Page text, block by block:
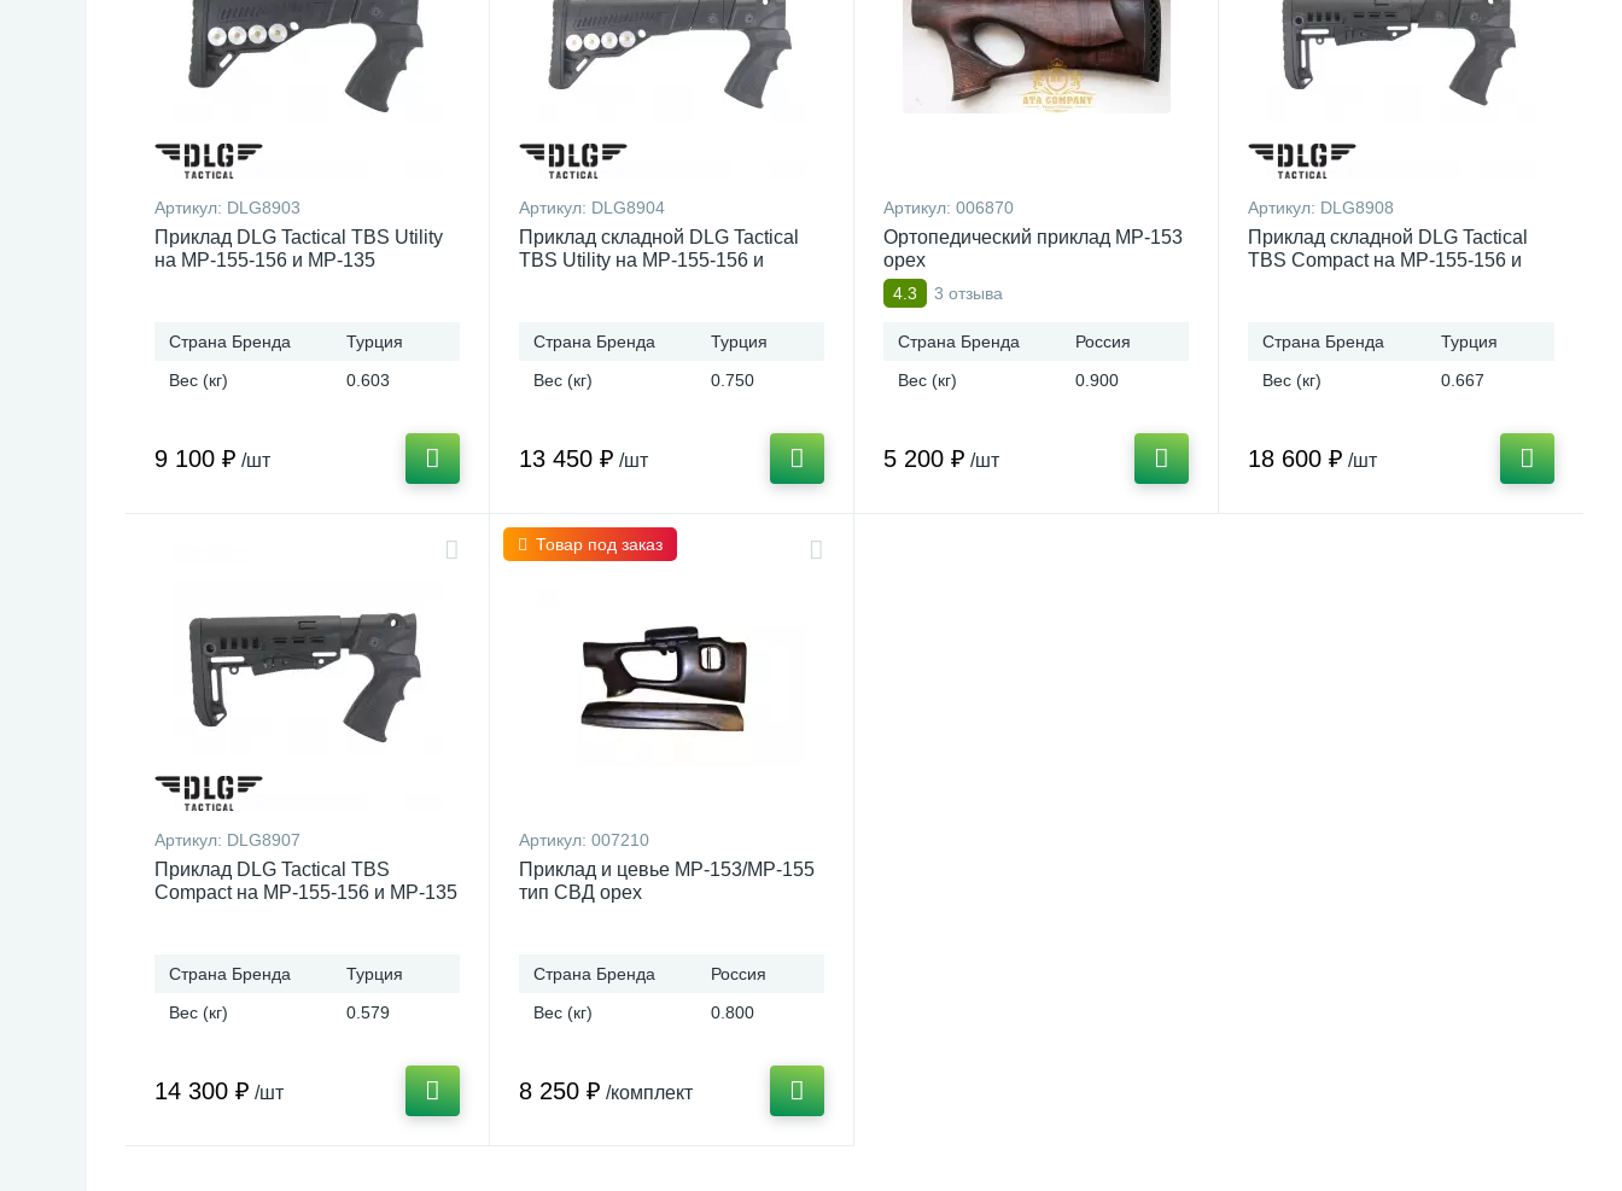
Артикул: DLG8903
Приклад DLG Tactical TBS Utility
на МР-155-156 и МР-135
Страна Бренда
Турция
Вес (кг)
0.603
9 100 ₽ /шт
Артикул: DLG8904
Приклад складной DLG Tactical
TBS Utility на МР-155-156 и
Страна Бренда
Турция
Вес (кг)
0.750
13 450 ₽ /шт
Артикул: 006870
Ортопедический приклад МР-153
орех
4.3 3 отзыва
Страна Бренда
Россия
Вес (кг)
0.900
5 200 ₽ /шт
Артикул: DLG8908
Приклад складной DLG Tactical
TBS Compact на МР-155-156 и
Страна Бренда
Турция
Вес (кг)
0.667
18 600 ₽ /шт
Артикул: DLG8907
Приклад DLG Tactical TBS
Compact на МР-155-156 и МР-135
Страна Бренда
Турция
Вес (кг)
0.579
14 300 ₽ /шт
Товар под заказ
Артикул: 007210
Приклад и цевье МР-153/МР-155
тип СВД орех
Страна Бренда
Россия
Вес (кг)
0.800
8 250 ₽ /комплект